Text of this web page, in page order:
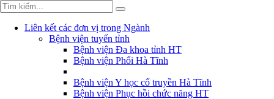
Liên kết các đơn vị trong Ngành
Bệnh viện tuyến tỉnh
Bệnh viện Đa khoa tỉnh HT
Bệnh viện Phổi Hà Tĩnh
Bệnh viện Y học cổ truyền Hà Tĩnh
Bệnh viện Phục hồi chức năng HT